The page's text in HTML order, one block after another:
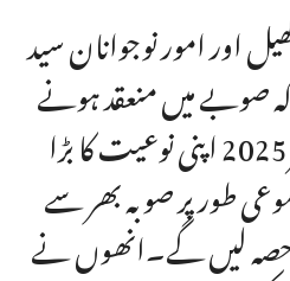
اور امور نوجوانان سید
صوبے میں منعقد ہونے
والے خیبر پختونخوا گیمز 2025 اپنی نوعیت کا بڑا
طور پر صوبہ بھر سے
حصہ لیں گے۔انھوں نے